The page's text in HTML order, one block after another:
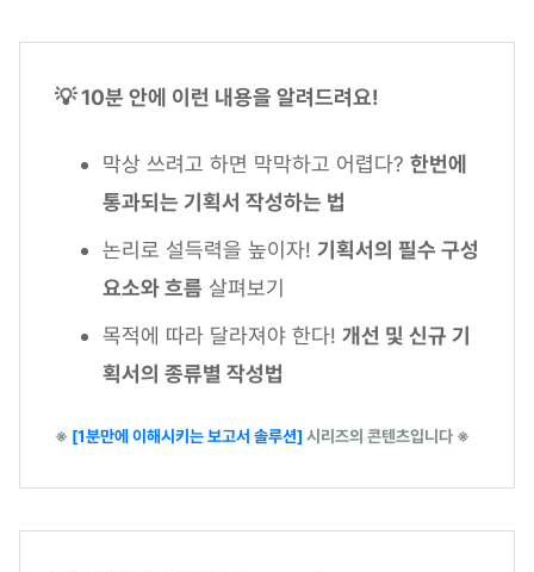
💡 10분 안에 이런 내용을 알려드려요!
막상 쓰려고 하면 막막하고 어렵다? 한번에
통과되는 기획서 작성하는 법
논리로 설득력을 높이자! 기획서의 필수 구성
요소와 흐름 살펴보기
목적에 따라 달라져야 한다! 개선 및 신규 기
획서의 종류별 작성법
※ [1분만에 이해시키는 보고서 솔루션] 시리즈의 콘텐츠입니다 ※